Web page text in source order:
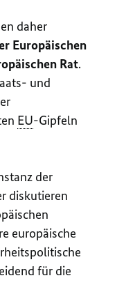
daher
Europäischen
Rat.
und
EU-Gipfeln
der
diskutieren
europäische
für die